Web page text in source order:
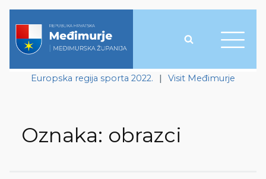
Europska regija sporta 2022. | Visit Međimurje
Oznaka: obrazci